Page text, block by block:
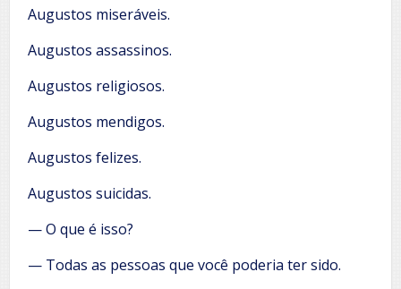
Augustos miseráveis.
Augustos assassinos.
Augustos religiosos.
Augustos mendigos.
Augustos felizes.
Augustos suicidas.
— O que é isso?
— Todas as pessoas que você poderia ter sido.